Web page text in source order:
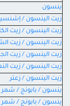
ينسون
زيت الينسون /
زيت الينسون / زيت
زيت الينسون / زيت
زيت الينسون / زيت
زيت الينسون / زيت
زيت الينسون / زعتر
ينسون / بابونج / شمر
ينسون / بابونج / شمر /